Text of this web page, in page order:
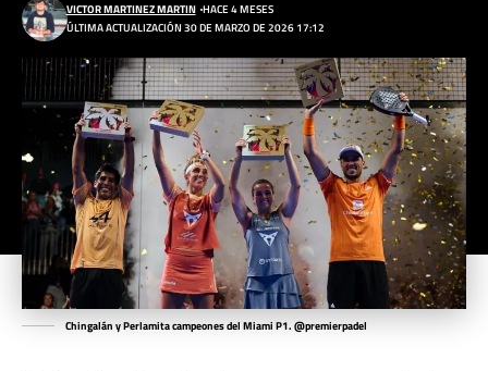
ÚLTIMA ACTUALIZACIÓN 30 DE MARZO DE 2026 17:12
VICTOR MARTINEZ MARTIN HACE 4 MESES
Chingalán y Perlamita campeones del Miami P1. @premierpadel